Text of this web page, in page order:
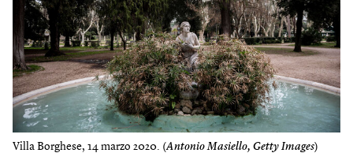
Villa Borghese, 14 marzo 2020. (Antonio Masiello, Getty Images)